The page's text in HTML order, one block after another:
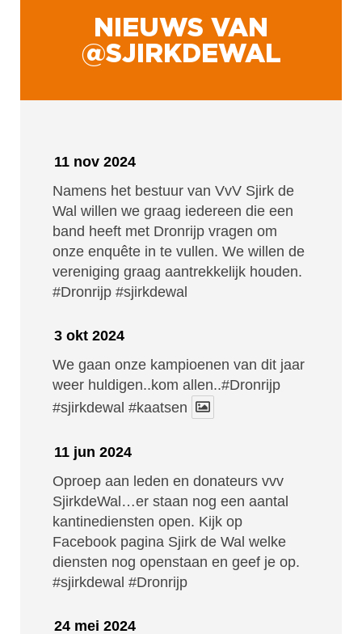
NIEUWS VAN
@SJIRKDEWAL
11 nov 2024
Namens het bestuur van VvV Sjirk de
Wal willen we graag iedereen die een
band heeft met Dronrijp vragen om
onze enquête in te vullen. We willen de
vereniging graag aantrekkelijk houden.
#Dronrijp #sjirkdewal
3 okt 2024
We gaan onze kampioenen van dit jaar
weer huldigen..kom allen..#Dronrijp
#sjirkdewal #kaatsen
11 jun 2024
Oproep aan leden en donateurs vvv
SjirkdeWal…er staan nog een aantal
kantinediensten open. Kijk op
Facebook pagina Sjirk de Wal welke
diensten nog openstaan en geef je op.
#sjirkdewal #Dronrijp
24 mei 2024